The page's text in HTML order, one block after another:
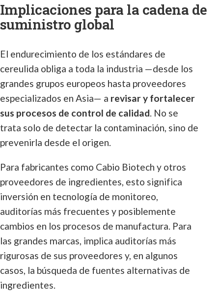
Implicaciones para la cadena de
suministro global
El endurecimiento de los estándares de
cereulida obliga a toda la industria —desde los
grandes grupos europeos hasta proveedores
especializados en Asia— a revisar y fortalecer
sus procesos de control de calidad. No se
trata solo de detectar la contaminación, sino de
prevenirla desde el origen.
Para fabricantes como Cabio Biotech y otros
proveedores de ingredientes, esto significa
inversión en tecnología de monitoreo,
auditorías más frecuentes y posiblemente
cambios en los procesos de manufactura. Para
las grandes marcas, implica auditorías más
rigurosas de sus proveedores y, en algunos
casos, la búsqueda de fuentes alternativas de
ingredientes.